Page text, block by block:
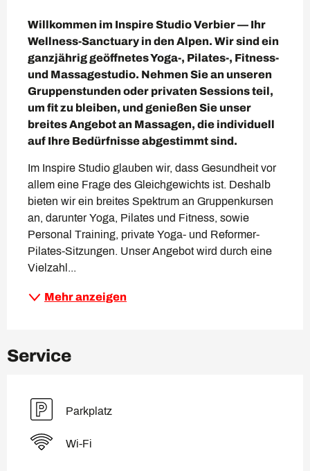
Willkommen im Inspire Studio Verbier — Ihr
Wellness-Sanctuary in den Alpen. Wir sind ein
ganzjährig geöffnetes Yoga-, Pilates-, Fitness-
und Massagestudio. Nehmen Sie an unseren
Gruppenstunden oder privaten Sessions teil,
um fit zu bleiben, und genießen Sie unser
breites Angebot an Massagen, die individuell
auf Ihre Bedürfnisse abgestimmt sind.
Im Inspire Studio glauben wir, dass Gesundheit vor
allem eine Frage des Gleichgewichts ist. Deshalb
bieten wir ein breites Spektrum an Gruppenkursen
an, darunter Yoga, Pilates und Fitness, sowie
Personal Training, private Yoga- und Reformer-
Pilates-Sitzungen. Unser Angebot wird durch eine
Vielzahl...
Mehr anzeigen
Service
Parkplatz
Wi-Fi